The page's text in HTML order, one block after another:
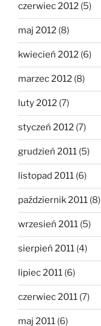
czerwiec 2012 (5)
maj 2012 (8)
kwiecień 2012 (6)
marzec 2012 (8)
luty 2012 (7)
styczeń 2012 (7)
grudzień 2011 (5)
listopad 2011 (6)
październik 2011 (8)
wrzesień 2011 (5)
sierpień 2011 (4)
lipiec 2011 (6)
czerwiec 2011 (7)
maj 2011 (6)